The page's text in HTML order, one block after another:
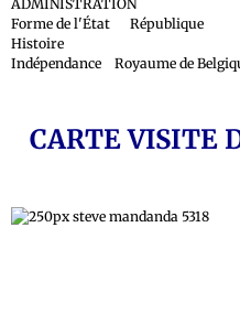
ADMINISTRATION
Forme de l'État République
Histoire
Indépendance Royaume de
CARTE VISITE